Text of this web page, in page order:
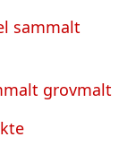
sammalt
grovmalt